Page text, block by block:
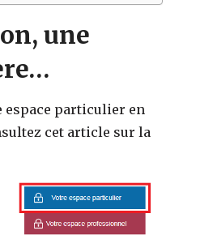
une
espace particulier en
cet article sur la